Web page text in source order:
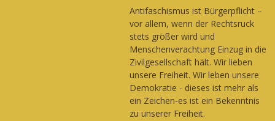
Antifaschismus ist Bürgerpflicht –
vor allem, wenn der Rechtsruck
stets größer wird und
Menschenverachtung Einzug in die
Zivilgesellschaft hält. Wir lieben
unsere Freiheit. Wir leben unsere
Demokratie - dieses ist mehr als
ein Zeichen-es ist ein Bekenntnis
zu unserer Freiheit.